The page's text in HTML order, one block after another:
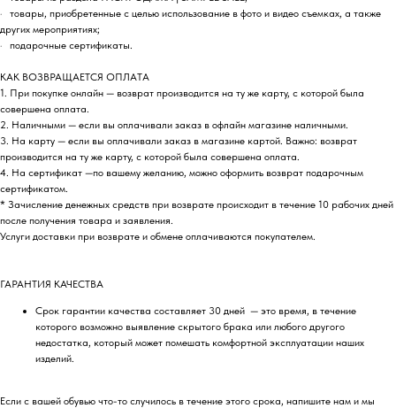
· товары, приобретенные с целью использование в фото и видео съемках, а также
других мероприятиях;
· подарочные сертификаты.
КАК ВОЗВРАЩАЕТСЯ ОПЛАТА
1. При покупке онлайн — возврат производится на ту же карту, с которой была
совершена оплата.
2. Наличными — если вы оплачивали заказ в офлайн магазине наличными.
3. На карту — если вы оплачивали заказ в магазине картой. Важно: возврат
производится на ту же карту, с которой была совершена оплата.
4. На сертификат —по вашему желанию, можно оформить возврат подарочным
сертификатом.
* Зачисление денежных средств при возврате происходит в течение 10 рабочих дней
после получения товара и заявления.
Услуги доставки при возврате и обмене оплачиваются покупателем.
ГАРАНТИЯ КАЧЕСТВА
Срок гарантии качества составляет 30 дней — это время, в течение
которого возможно выявление скрытого брака или любого другого
недостатка, который может помешать комфортной эксплуатации наших
изделий.
Если с вашей обувью что-то случилось в течение этого срока, напишите нам и мы